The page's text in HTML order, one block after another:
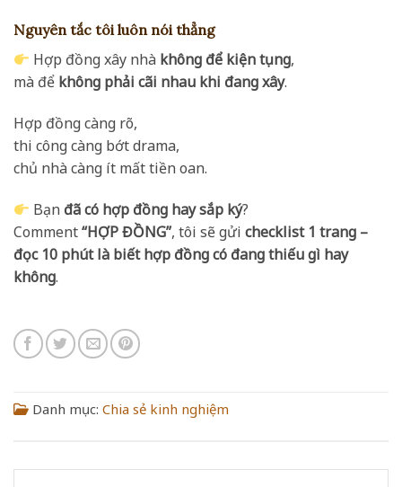
Nguyên tắc tôi luôn nói thẳng
Hợp đồng xây nhà không để kiện tụng,
mà để không phải cãi nhau khi đang xây.
Hợp đồng càng rõ,
thi công càng bớt drama,
chủ nhà càng ít mất tiền oan.
Bạn đã có hợp đồng hay sắp ký?
Comment“HỢP ĐỒNG”, tôi sẽ gửi checklist 1 trang –
đọc 10 phút là biết hợp đồng có đang thiếu gì hay
không.
Danh mục: Chia sẻ kinh nghiệm